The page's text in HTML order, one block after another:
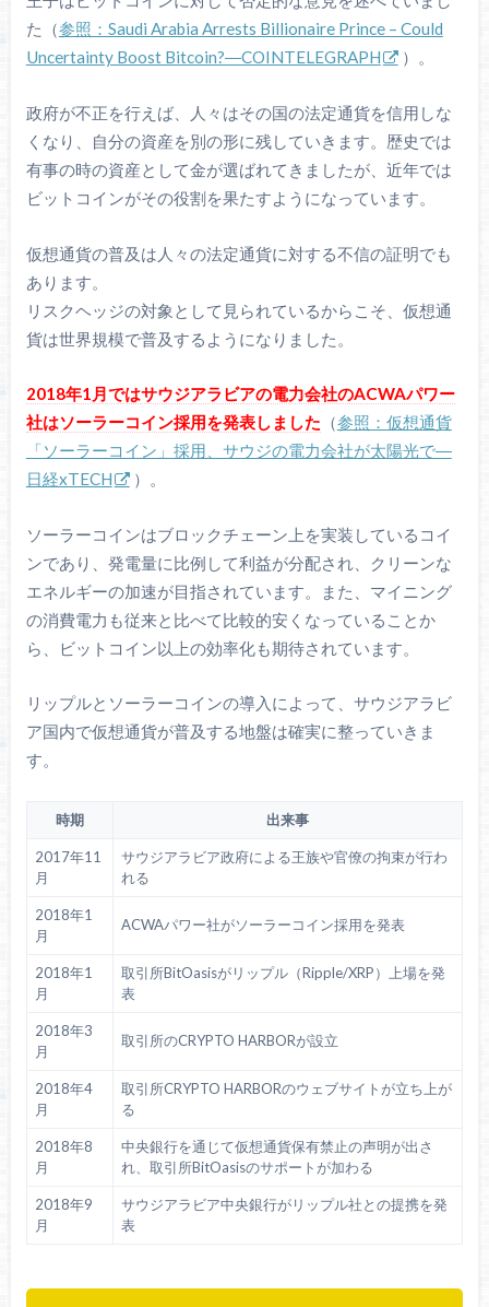
た（参照：Saudi Arabia Arrests Billionaire Prince – Could
Uncertainty Boost Bitcoin?―COINTELEGRAPH
）。
政府が不正を行えば、人々はその国の法定通貨を信用しな
くなり、自分の資産を別の形に残していきます。歴史では
有事の時の資産として金が選ばれてきましたが、近年では
ビットコインがその役割を果たすようになっています。
仮想通貨の普及は人々の法定通貨に対する不信の証明でも
あります。
リスクヘッジの対象として見られているからこそ、仮想通
貨は世界規模で普及するようになりました。
2018年1月ではサウジアラビアの電力会社のACWAパワー
社はソーラーコイン採用を発表しました （参照：仮想通貨
「ソーラーコイン」採用、サウジの電力会社が太陽光で―
日経xTECH
）。
ソーラーコインはブロックチェーン上を実装しているコイ
ンであり、発電量に比例して利益が分配され、クリーンな
エネルギーの加速が目指されています。また、マイニング
の消費電力も従来と比べて比較的安くなっていることか
ら、ビットコイン以上の効率化も期待されています。
リップルとソーラーコインの導入によって、サウジアラビ
ア国内で仮想通貨が普及する地盤は確実に整っていきま
す。
時期 出来事
2017年11
月
サウジアラビア政府による王族や官僚の拘束が行わ
れる
2018年1
月
ACWAパワー社がソーラーコイン採用を発表
2018年1
月
取引所BitOasisがリップル（Ripple/XRP）上場を発
表
2018年3
月
取引所のCRYPTO HARBORが設立
2018年4
月
取引所CRYPTO HARBORのウェブサイトが立ち上が
る
2018年8
月
中央銀行を通じて仮想通貨保有禁止の声明が出さ
れ、取引所BitOasisのサポートが加わる
2018年9
月
サウジアラビア中央銀行がリップル社との提携を発
表